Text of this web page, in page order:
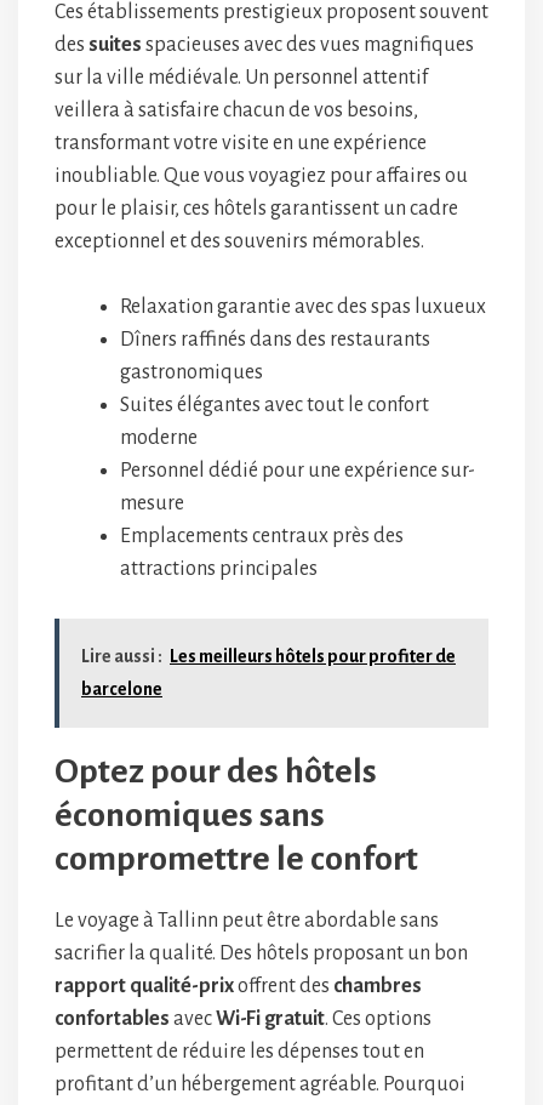
Ces établissements prestigieux proposent souvent
des suites spacieuses avec des vues magnifiques
sur la ville médiévale. Un personnel attentif
veillera à satisfaire chacun de vos besoins,
transformant votre visite en une expérience
inoubliable. Que vous voyagiez pour affaires ou
pour le plaisir, ces hôtels garantissent un cadre
exceptionnel et des souvenirs mémorables.
Relaxation garantie avec des spas luxueux
Dîners raffinés dans des restaurants
gastronomiques
Suites élégantes avec tout le confort
moderne
Personnel dédié pour une expérience sur-
mesure
Emplacements centraux près des
attractions principales
Lire aussi :
Les meilleurs hôtels pour profiter de
barcelone
Optez pour des hôtels
économiques sans
compromettre le confort
Le voyage à Tallinn peut être abordable sans
sacrifier la qualité. Des hôtels proposant un bon
rapport qualité-prixoffrent des chambres
confortables avecWi-Fi gratuit. Ces options
permettent de réduire les dépenses tout en
profitant d’un hébergement agréable. Pourquoi